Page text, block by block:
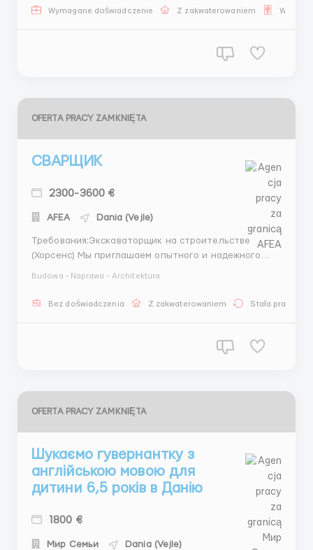
Обов'язки: догляд за дитиною, гігієна, режим дня,
Wymagane doświadczenie Z zakwaterowaniem Wiza
OFERTA PRACY ZAMKNIĘTA
СВАРЩИК
2300-3600 €
AFEA Dania (Vejle)
Требования:Экскаваторщик на строительстве
(Хорсенс) Мы приглашаем опытного и надежного
компанией и ищем квалифицированного
Budowa - Naprawa - Architektura
Bez doświadczenia Z zakwaterowaniem Stała praca
OFERTA PRACY ZAMKNIĘTA
Шукаємо гувернантку з
англійською мовою для
дитини 6,5 років в Данію
1800 €
Мир Семьи Dania (Vejle)